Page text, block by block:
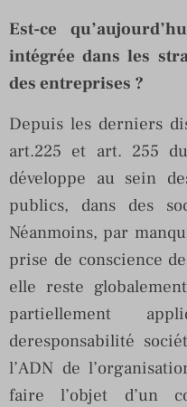
Est-ce
intégrée dans les
des entreprises ?
Depuis les derniers
art.225 et art. 255
développe au sein
publics, dans des
Néanmoins, par
prise de conscience
elle reste
partiellement
deresponsabilité
l’ADN de
faire l’objet d’un